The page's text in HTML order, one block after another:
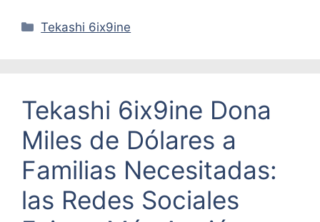
Categorías
Tekashi 6ix9ine
Tekashi 6ix9ine Dona
Miles de Dólares a
Familias Necesitadas:
las Redes Sociales